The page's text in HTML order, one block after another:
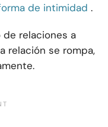
de intimidad .
de relaciones a
relación se rompa,